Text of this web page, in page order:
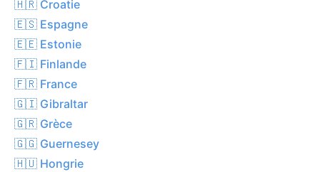
🇭🇷 Croatie
🇪🇸 Espagne
🇪🇪 Estonie
🇫🇮 Finlande
🇫🇷 France
🇬🇮 Gibraltar
🇬🇷 Grèce
🇬🇬 Guernesey
🇭🇺 Hongrie